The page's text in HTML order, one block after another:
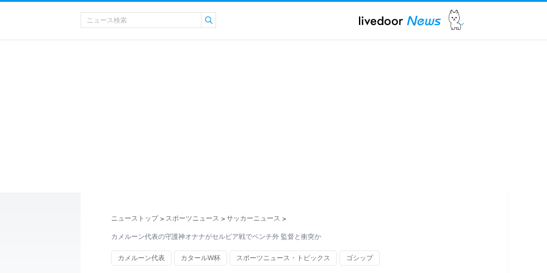
ニューストップ > スポーツニュース > サッカーニュース >
カメルーン代表の守護神オナナがセルビア戦でベンチ外 監督と衝突か
カメルーン代表 カタールW杯 スポーツニュース・トピックス ゴシップ